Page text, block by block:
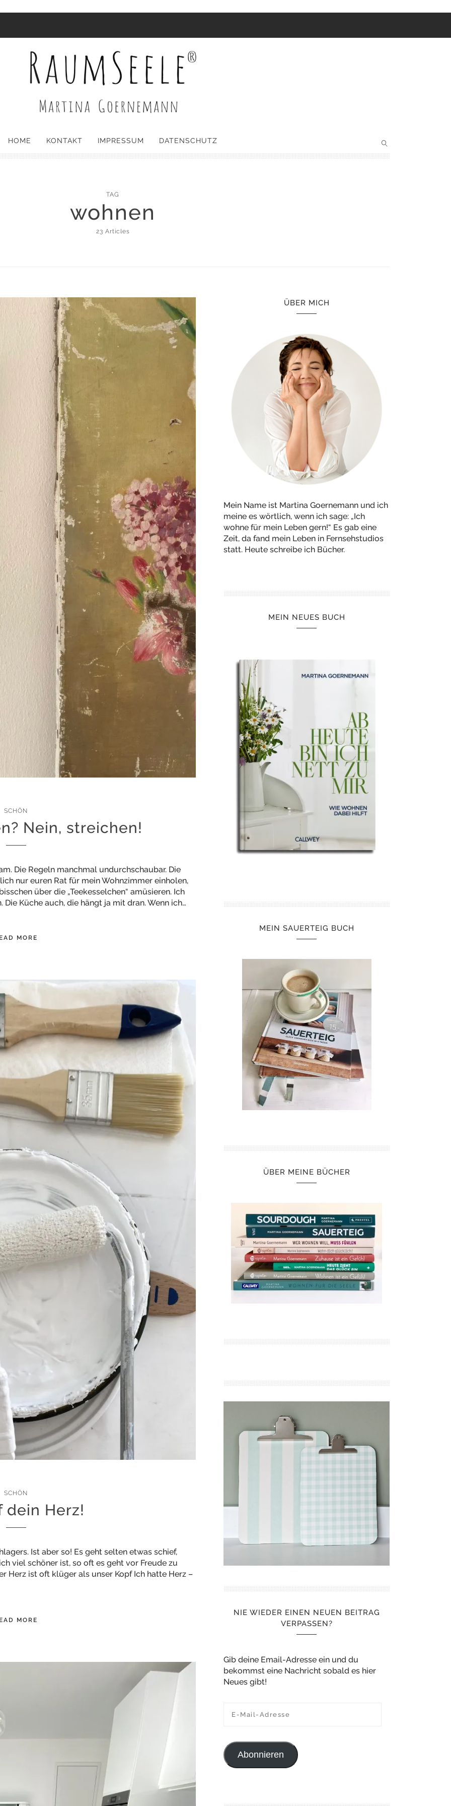
HOME KONTAKT IMPRESSUM DATENSCHUTZ
TAG
wohnen
23 Articles
SCHÖN
Nein, streichen!
Die Regeln manchmal undurchschaubar. Die
nur euren Rat für mein Wohnzimmer einholen,
über die „Teekesselchen“ amüsieren. Ich
Küche auch, die hängt ja mit dran. Wenn ich…
MORE
SCHÖN
dein Herz!
Ist aber so! Es geht selten etwas schief,
viel schöner ist, so oft es geht vor Freude zu
Herz ist oft klüger als unser Kopf Ich hatte Herz –
MORE
ÜBER MICH
Mein Name ist Martina Goernemann und ich
meine es wörtlich, wenn ich sage: „Ich
wohne für mein Leben gern!“ Es gab eine
Zeit, da fand mein Leben in Fernsehstudios
statt. Heute schreibe ich Bücher.
MEIN NEUES BUCH
MEIN SAUERTEIG BUCH
ÜBER MEINE BÜCHER
NIE WIEDER EINEN NEUEN BEITRAG
VERPASSEN?
Gib deine Email-Adresse ein und du
bekommst eine Nachricht sobald es hier
Neues gibt!
Abonnieren